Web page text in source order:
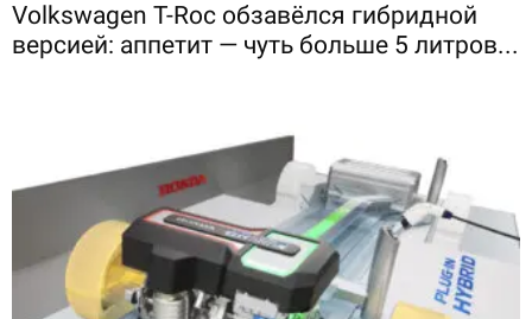
Volkswagen T-Roc обзавёлся гибридной
версией: аппетит — чуть больше 5 литров...